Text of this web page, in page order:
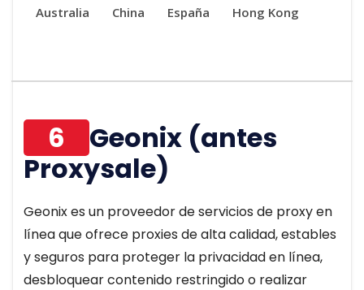
Australia China España Hong Kong
6
Geonix (antes
Proxysale)
Geonix es un proveedor de servicios de proxy en
línea que ofrece proxies de alta calidad, estables
y seguros para proteger la privacidad en línea,
desbloquear contenido restringido o realizar